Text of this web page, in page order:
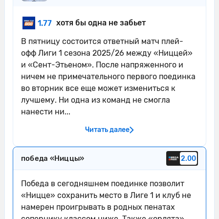
06'
06'
перехватывает навес, направленный
в сторону штрафной.
06'
Удар от ворот произведет Сент-Этьен
06'
Сент-Этьен пытается что-то создать.
06'
Kojo Peprah Oppong ослабляет
06'
Менди из команды Ницца поставил
подножку. Пострадал Ирвин Кардона
07'
Сент-Этьен своей передачей
успешно находит партнера по
команде в штрафной.
победа «Ниццы» 2.00
Победа в сегодняшнем поединке позволит
«Ницце» сохранить место в Лиге 1 и клуб не
намерен проигрывать в родных пенатах
1.77 хотя бы одна не забьет
В пятницу состоится ответный матч плей-
офф Лиги 1 сезона 2025/26 между «Ниццей»
и «Сент-Этьеном». После напряженного и
ничем не примечательного первого поединка
во вторник все еще может измениться к
лучшему. Ни одна из команд не смогла
нанести ни...
Читать далее